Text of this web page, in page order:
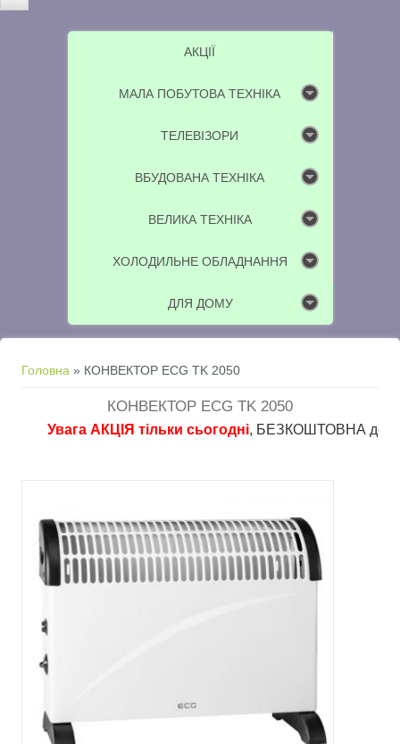
АКЦІЇ
МАЛА ПОБУТОВА ТЕХНІКА
ТЕЛЕВІЗОРИ
ВБУДОВАНА ТЕХНІКА
ВЕЛИКА ТЕХНІКА
ХОЛОДИЛЬНЕ ОБЛАДНАННЯ
ДЛЯ ДОМУ
Ви є тут
Головна » КОНВЕКТОР ECG TK 2050
КОНВЕКТОР ECG TK 2050
Увага АКЦІЯ тільки сьогодні, БЕЗКОШТОВНА